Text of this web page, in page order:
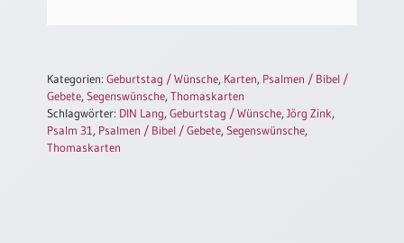
PC-
Urkunden
Kategorien:Geburtstag / Wünsche, Karten, Psalmen / Bibel /
Gebete, Segenswünsche,Thomaskarten
Schlagwörter: DIN Lang,Geburtstag / Wünsche,Jörg Zink,
Psalm 31, Psalmen / Bibel / Gebete, Segenswünsche,
Thomaskarten